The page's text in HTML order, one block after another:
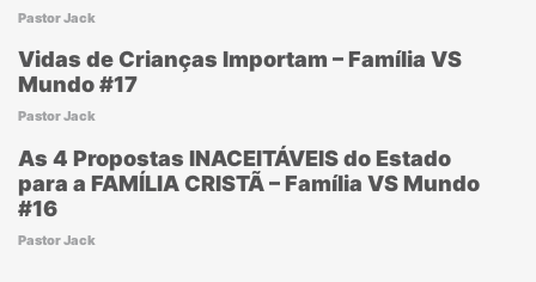
Pastor Jack
Vidas de Crianças Importam – Família VS
Mundo #17
Pastor Jack
As 4 Propostas INACEITÁVEIS do Estado
para a FAMÍLIA CRISTÃ – Família VS Mundo
#16
Pastor Jack